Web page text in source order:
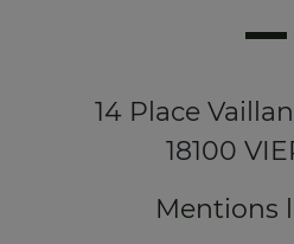
14 Place
18100
Mentions